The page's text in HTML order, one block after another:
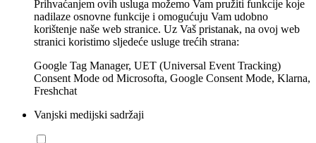
Prihvaćanjem ovih usluga možemo Vam pružiti funkcije koje
nadilaze osnovne funkcije i omogućuju Vam udobno
korištenje naše web stranice. Uz Vaš pristanak, na ovoj web
stranici koristimo sljedeće usluge trećih strana:
Google Tag Manager, UET (Universal Event Tracking)
Consent Mode od Microsofta, Google Consent Mode, Klarna,
Freshchat
Vanjski medijski sadržaji